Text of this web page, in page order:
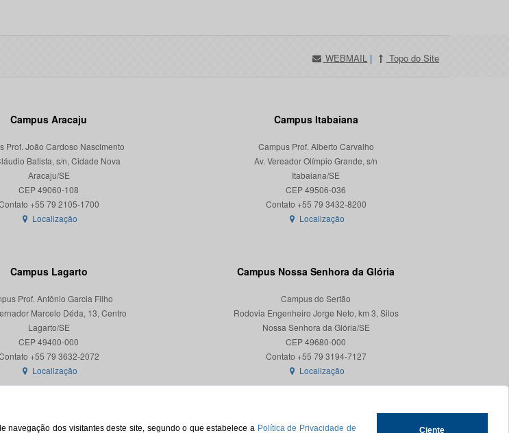
navegação dos visitantes deste site, segundo o que estabelece a Política de Privacidade de Ciente
WEBMAIL | Topo do Site
Campus Aracaju
Prof. João Cardoso Nascimento
Batista, s/n, Cidade Nova
Aracaju/SE
CEP 49060-108
Localização
Campus Itabaiana
Campus Prof. Alberto Carvalho
Av. Vereador Olímpio Grande, s/n
Itabaiana/SE
CEP 49506-036
Localização
Campus Lagarto
Prof. Antônio Garcia Filho
Marcelo Déda, 13, Centro
Lagarto/SE
CEP 49400-000
Localização
Campus Nossa Senhora da Glória
Campus do Sertão
Rodovia Engenheiro Jorge Neto, km 3, Silos
Nossa Senhora da Glória/SE
CEP 49680-000
Contato +55 79 3194-7127
Localização